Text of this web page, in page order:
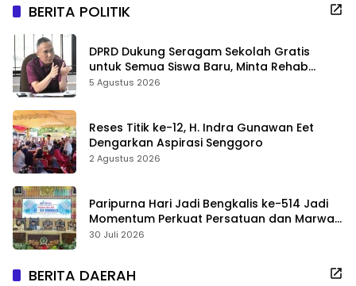
BERITA POLITIK
DPRD Dukung Seragam Sekolah Gratis
untuk Semua Siswa Baru, Minta Rehab
Sekolah Jangan Dikurangi
5 Agustus 2026
Reses Titik ke-12, H. Indra Gunawan Eet
Dengarkan Aspirasi Senggoro
2 Agustus 2026
Paripurna Hari Jadi Bengkalis ke-514 Jadi
Momentum Perkuat Persatuan dan Marwah
Negeri
30 Juli 2026
BERITA DAERAH